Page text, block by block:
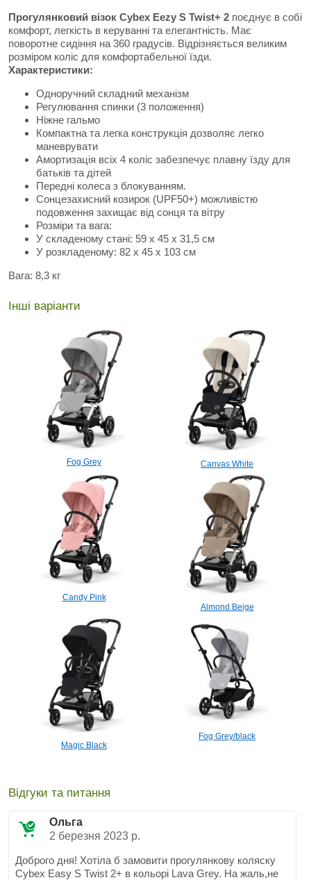
Прогулянковий візок Cybex Eezy S Twist+ 2 поєднує в собі
комфорт, легкість в керуванні та елегантність. Має
поворотне сидіння на 360 градусів. Відрізняється великим
розміром коліс для комфортабельної їзди.
Характеристики:
Одноручний складний механізм
Регулювання спинки (3 положення)
Ніжне гальмо
Компактна та легка конструкція дозволяє легко
маневрувати
Амортизація всіх 4 коліс забезпечує плавну їзду для
батьків та дітей
Передні колеса з блокуванням.
Сонцезахисний козирок (UPF50+) можливістю
подовження захищає від сонця та вітру
Розміри та вага:
У складеному стані: 59 х 45 х 31,5 см
У розкладеному: 82 х 45 х 103 см
Вага: 8,3 кг
Інші варіанти
Fog Grey Canvas White
Candy Pink
Almond Beige
Magic Black
Fog Grey/black
Відгуки та питання
Ольга
2 березня 2023 р.
Доброго дня! Хотіла б замовити прогулянкову коляску
Cybex Easy S Twist 2+ в кольорі Lava Grey. На жаль,не